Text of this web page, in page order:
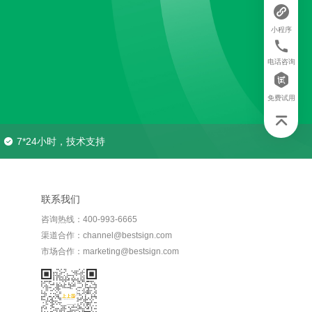
7*24小时，技术支持
联系我们
咨询热线：400-993-6665
渠道合作：channel@bestsign.com
市场合作：marketing@bestsign.com
小程序
电话咨询
免费试用